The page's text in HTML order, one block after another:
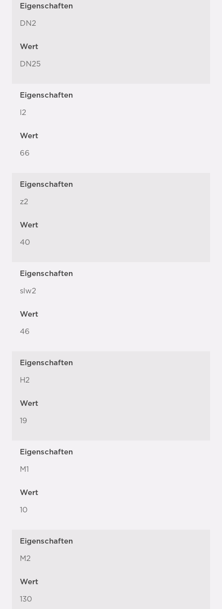
Eigenschaften
DN2
Wert
DN25
Eigenschaften
l2
Wert
66
Eigenschaften
z2
Wert
40
Eigenschaften
slw2
Wert
46
Eigenschaften
H2
Wert
19
Eigenschaften
M1
Wert
10
Eigenschaften
M2
Wert
130